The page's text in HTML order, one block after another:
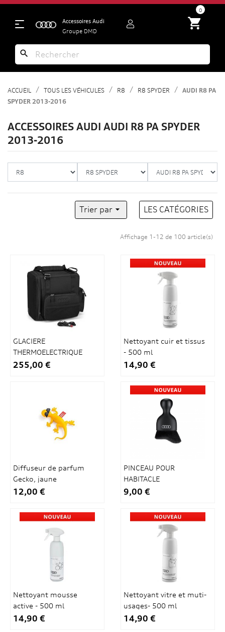
shopping_cart
0
Accessoires Audi
Groupe DMD
search
ACCUEIL TOUS LES VÉHICULES R8 R8 SPYDER
AUDI R8 PA
SPYDER 2013-2016
ACCESSOIRES AUDI AUDI R8 PA SPYDER
2013-2016
Trier par  LES CATÉGORIES
Affichage 1-12 de 100 article(s)
GLACIERE
THERMOELECTRIQUE
14L
255,00 €
Nettoyant cuir et tissus
- 500 ml
14,90 €
Diffuseur de parfum
Gecko, jaune
12,00 €
PINCEAU POUR
HABITACLE
9,00 €
Nettoyant mousse
active - 500 ml
14,90 €
Nettoyant vitre et muti-
usages- 500 ml
14,90 €